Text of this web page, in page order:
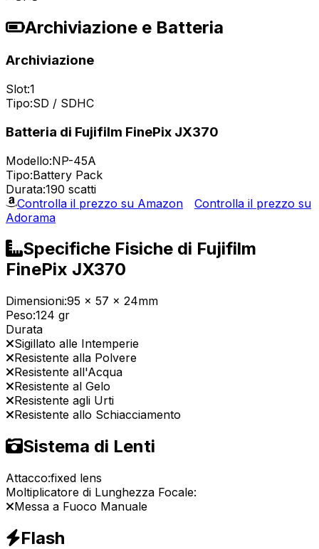
Archiviazione e Batteria
Archiviazione
Slot:1
Tipo:SD / SDHC
Batteria di Fujifilm FinePix JX370
Modello:NP-45A
Tipo:Battery Pack
Durata:190 scatti
Controlla il prezzo su Amazon
Controlla il prezzo su
Adorama
Specifiche Fisiche di Fujifilm
FinePix JX370
Dimensioni:95 x 57 x 24mm
Peso:124 gr
Durata
Sigillato alle Intemperie
Resistente alla Polvere
Resistente all'Acqua
Resistente al Gelo
Resistente agli Urti
Resistente allo Schiacciamento
Sistema di Lenti
Attacco:fixed lens
Moltiplicatore di Lunghezza Focale:
Messa a Fuoco Manuale
Flash